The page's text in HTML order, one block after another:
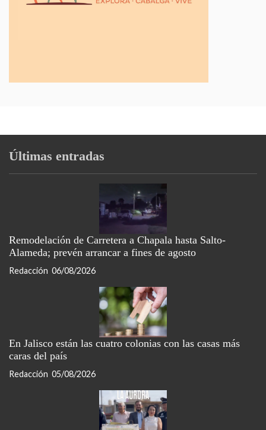
Últimas entradas
Remodelación de Carretera a Chapala hasta Salto-
Alameda; prevén arrancar a fines de agosto
Redacción 06/08/2026
En Jalisco están las cuatro colonias con las casas más
caras del país
Redacción 05/08/2026